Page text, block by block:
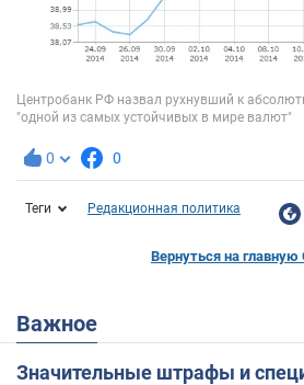
0 0
Теги Редакционная политика
Вернуться на главную
Важное
Значительные штрафы и